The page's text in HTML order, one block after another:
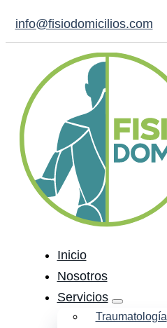
info@fisiodomicilios.com
Inicio
Nosotros
Servicios
Traumatología